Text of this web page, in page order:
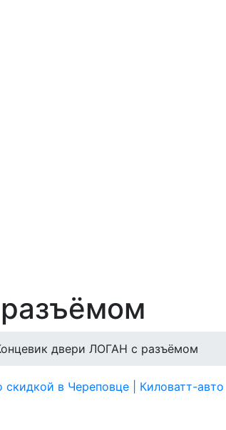
двери ЛОГАН с разъёмом